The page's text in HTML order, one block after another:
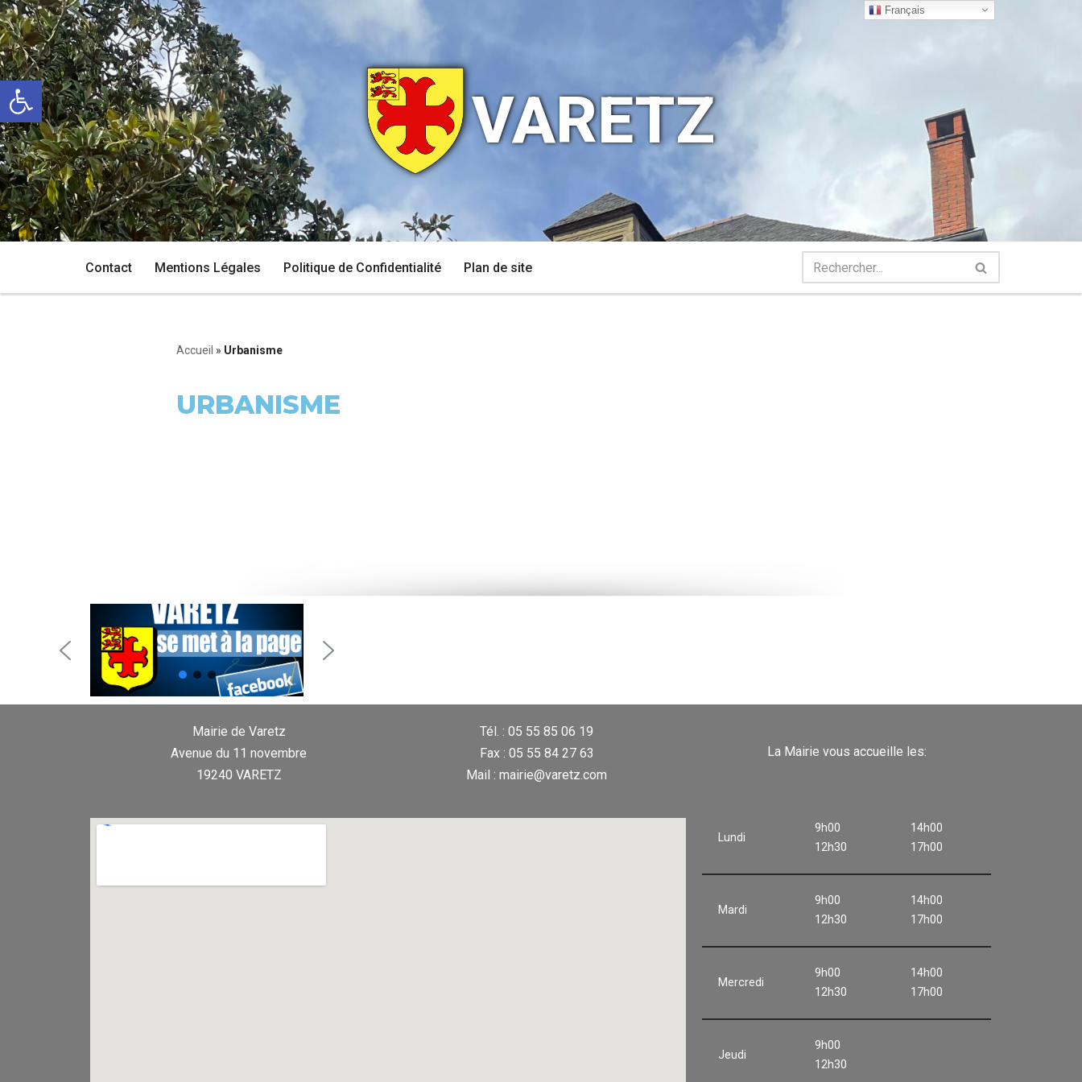
Ouvrir la barre d’outils
Aller
au
contenu
VARETZ
Contact Mentions Légales Politique de Confidentialité Plan de site
Accueil » Urbanisme
URBANISME
Mairie de Varetz
Avenue du 11 novembre
19240 VARETZ
Tél. : 05 55 85 06 19
Fax : 05 55 84 27 63
Mail : mairie@varetz.com
La Mairie vous accueille les:
Lundi
9h00
12h30
14h00
17h00
Mardi
9h00
12h30
14h00
17h00
Mercredi
9h00
12h30
14h00
17h00
Jeudi
9h00
12h30
Français